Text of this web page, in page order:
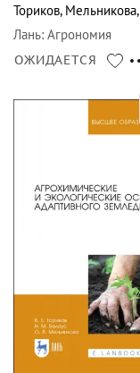
Ториков, Мельникова,
Лань: Агрономия
ОЖИДАЕТСЯ